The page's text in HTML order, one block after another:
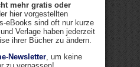
mehr gratis oder
hier vorgestellten
eBooks sind oft nur kurze
Verlage haben jederzeit
ihrer Bücher zu ändern.
Newsletter, um keine